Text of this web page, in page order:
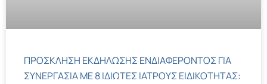
ΠΡΟΣΚΛΗΣΗ ΕΚΔΗΛΩΣΗΣ ΕΝΔΙΑΦΕΡΟΝΤΟΣ ΓΙΑ
ΣΥΝΕΡΓΑΣΙΑ ΜΕ 8 ΙΔΙΩΤΕΣ ΙΑΤΡΟΥΣ ΕΙΔΙΚΟΤΗΤΑΣ: